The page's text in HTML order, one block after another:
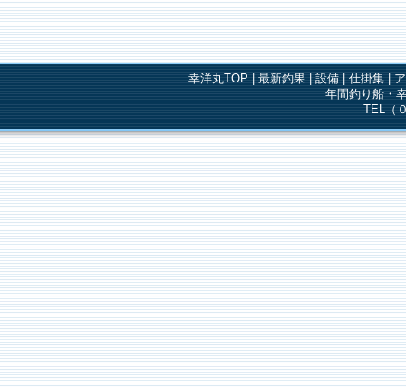
幸洋丸TOP |最新釣果 |設備 |仕掛集
年間釣り船・
TEL（